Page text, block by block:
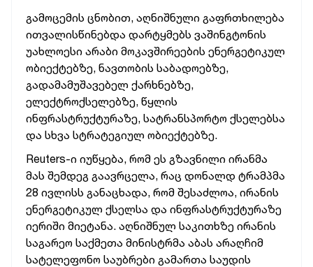
გამოცემის ცნობით, აღნიშნული გაფრთხილება
ითვალისწინებდა დარტყმებს ვაშინგტონის
უახლოესი არაბი მოკავშირეების ენერგეტიკულ
ობიექტებზე, ნავთობის საბადოებზე,
გადამამუშავებელ ქარხნებზე,
ელექტროქსელებზე, წყლის
ინფრასტრუქტურაზე, სატრანსპორტო ქსელებსა
და სხვა სტრატეგიულ ობიექტებზე.
Reuters-ი იუწყება, რომ ეს გზავნილი ირანმა
მას შემდეგ გაავრცელა, რაც დონალდ ტრამპმა
28 ივლისს განაცხადა, რომ შესაძლოა, ირანის
ენერგეტიკულ ქსელსა და ინფრასტრუქტურაზე
იერიში მიეტანა. აღნიშნულ საკითხზე ირანის
საგარეო საქმეთა მინისტრმა აბას არაღჩიმ
სატელეფონო საუბრები გამართა საუდის